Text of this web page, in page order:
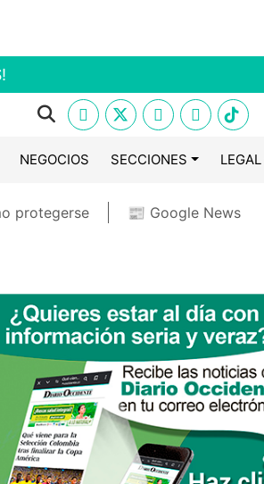
NEGOCIOS SECCIONES LEGAL
protegerse 📰 Google News